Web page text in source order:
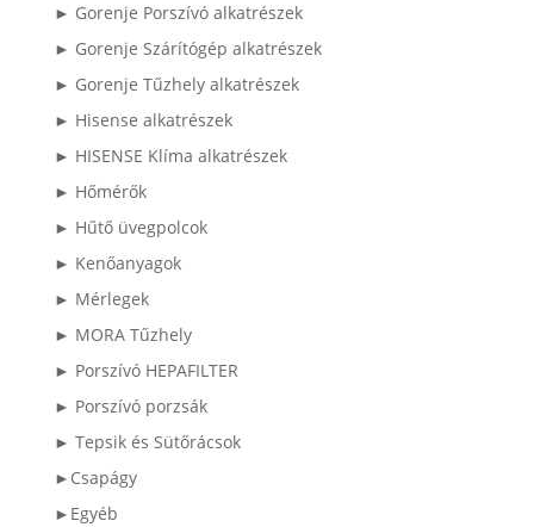
► Gorenje Porszívó alkatrészek
► Gorenje Szárítógép alkatrészek
► Gorenje Tűzhely alkatrészek
► Hisense alkatrészek
► HISENSE Klíma alkatrészek
► Hőmérők
► Hűtő üvegpolcok
► Kenőanyagok
► Mérlegek
► MORA Tűzhely
► Porszívó HEPAFILTER
► Porszívó porzsák
► Tepsik és Sütőrácsok
►Csapágy
►Egyéb